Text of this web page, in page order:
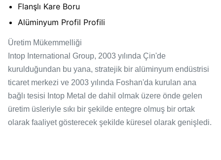
Flanşlı Kare Boru
Alüminyum Profil Profili
Üretim Mükemmelliği
Intop International Group, 2003 yılında Çin'de
kurulduğundan bu yana, stratejik bir alüminyum endüstrisi
ticaret merkezi ve 2003 yılında Foshan'da kurulan ana
bağlı tesisi Intop Metal de dahil olmak üzere önde gelen
üretim üsleriyle sıkı bir şekilde entegre olmuş bir ortak
olarak faaliyet gösterecek şekilde küresel olarak genişledi.